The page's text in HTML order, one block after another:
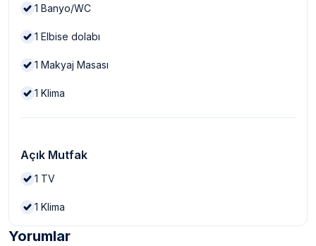
1 Banyo/WC
1 Elbise dolabı
1 Makyaj Masası
1 Klima
Açık Mutfak
1 TV
1 Klima
Yorumlar